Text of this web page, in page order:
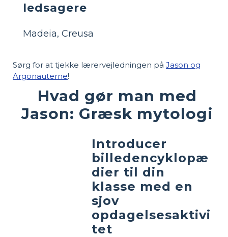
ledsagere
Madeia, Creusa
Sørg for at tjekke lærervejledningen på Jason og
Argonauterne!
Hvad gør man med
Jason: Græsk mytologi
Introducer
billedencyklopæ
dier til din
klasse med en
sjov
opdagelsesaktivi
tet